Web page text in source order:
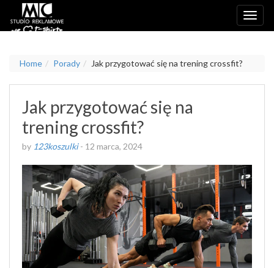
Home Porady Jak przygotować się na trening crossfit?
Jak przygotować się na
trening crossfit?
by 123koszulki- 12 marca, 2024